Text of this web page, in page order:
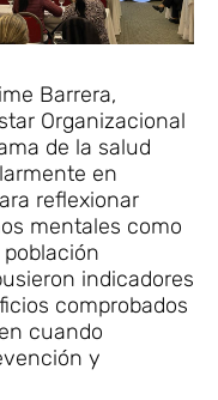
Barrera,
Organizacional
de la salud
en
reflexionar
mentales como
indicadores
comprobados
cuando
y